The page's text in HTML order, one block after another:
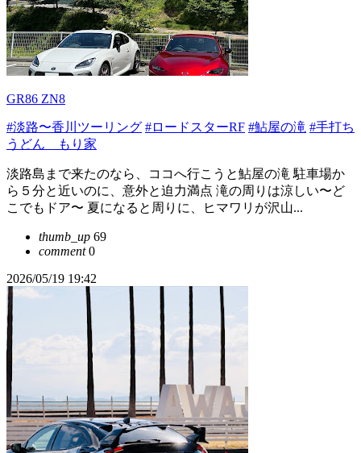
GR86 ZN8
#淡路〜香川ツーリング #ロードスターRF #鮎屋の滝 #手打ち
うどん もり家
淡路島まで来たのなら、ココへ行こうと鮎屋の滝 駐車場か
ら５分と近いのに、意外と迫力満点 滝の周りは涼しい〜ど
こでもドア〜 夏になると周りに、ヒマワリが沢山...
thumb_up 69
comment0
2026/05/19 19:42